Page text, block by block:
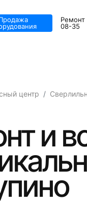
Ремонт
08-35
центр
и